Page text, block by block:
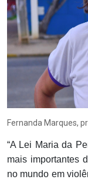
Fernanda Marques,
“A Lei Maria da
mais importantes
no mundo em